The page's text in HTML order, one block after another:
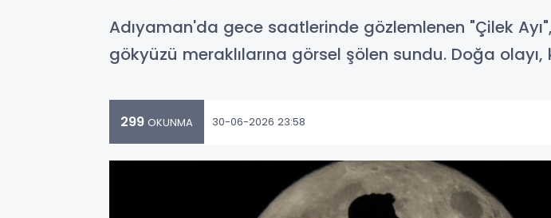
Adıyaman'da gece saatlerinde gözlemlenen "Çilek
gökyüzü meraklılarına görsel şölen sundu. Doğa
299 OKUNMA 30-06-2026 23:58